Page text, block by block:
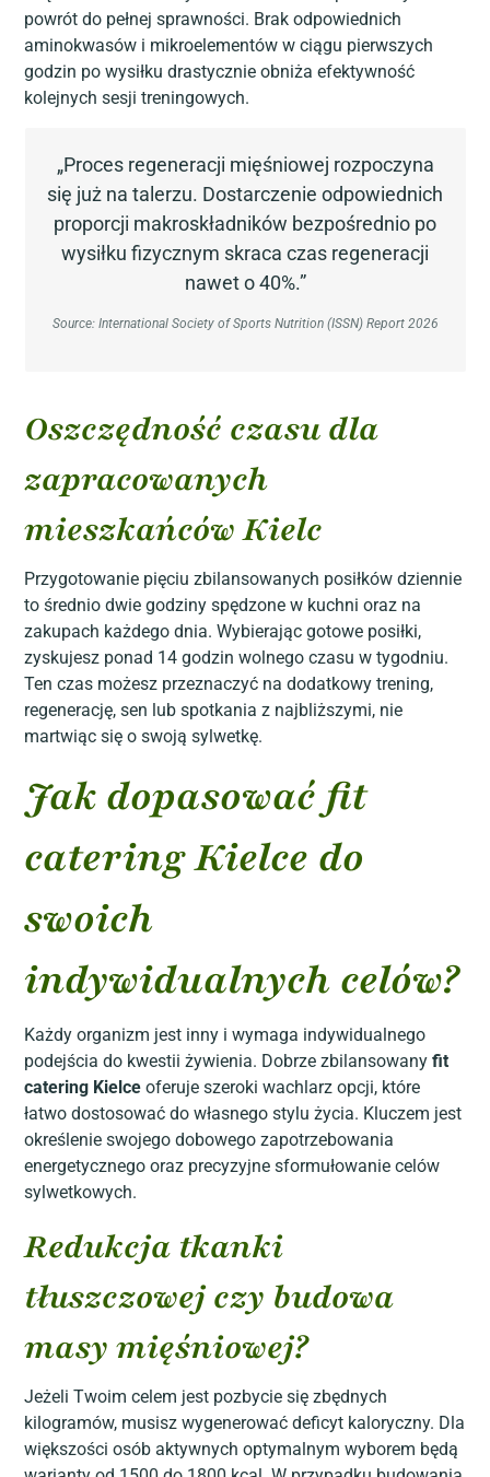
powrót do pełnej sprawności. Brak odpowiednich
aminokwasów i mikroelementów w ciągu pierwszych
godzin po wysiłku drastycznie obniża efektywność
kolejnych sesji treningowych.
„Proces regeneracji mięśniowej rozpoczyna
się już na talerzu. Dostarczenie odpowiednich
proporcji makroskładników bezpośrednio po
wysiłku fizycznym skraca czas regeneracji
nawet o 40%.”
Source: International Society of Sports Nutrition (ISSN) Report 2026
Oszczędność czasu dla
zapracowanych
mieszkańców Kielc
Przygotowanie pięciu zbilansowanych posiłków dziennie
to średnio dwie godziny spędzone w kuchni oraz na
zakupach każdego dnia. Wybierając gotowe posiłki,
zyskujesz ponad 14 godzin wolnego czasu w tygodniu.
Ten czas możesz przeznaczyć na dodatkowy trening,
regenerację, sen lub spotkania z najbliższymi, nie
martwiąc się o swoją sylwetkę.
Jak dopasować fit
catering Kielce do
swoich
indywidualnych celów?
Każdy organizm jest inny i wymaga indywidualnego
podejścia do kwestii żywienia. Dobrze zbilansowanyfit
catering Kielce oferuje szeroki wachlarz opcji, które
łatwo dostosować do własnego stylu życia. Kluczem jest
określenie swojego dobowego zapotrzebowania
energetycznego oraz precyzyjne sformułowanie celów
sylwetkowych.
Redukcja tkanki
tłuszczowej czy budowa
masy mięśniowej?
Jeżeli Twoim celem jest pozbycie się zbędnych
kilogramów, musisz wygenerować deficyt kaloryczny. Dla
większości osób aktywnych optymalnym wyborem będą